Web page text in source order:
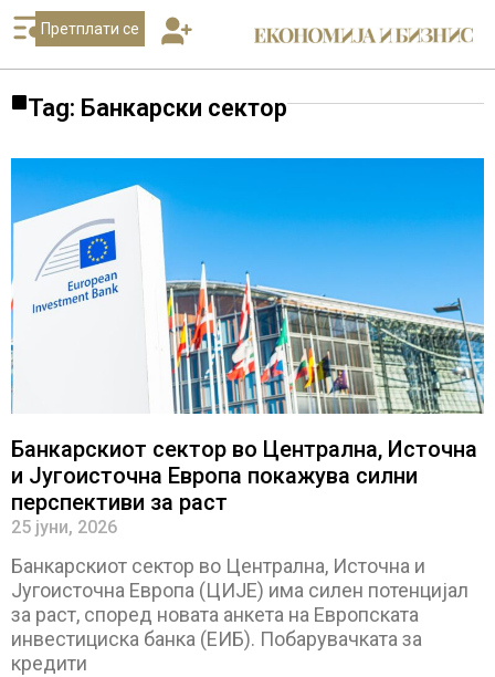
Претплати се
Tag: Банкарски сектор
Банкарскиот сектор во Централна, Источна
и Југоисточна Европа покажува силни
перспективи за раст
25 јуни, 2026
Банкарскиот сектор во Централна, Источна и
Југоисточна Европа (ЦИЈЕ) има силен потенцијал
за раст, според новата анкета на Европската
инвестициска банка (ЕИБ). Побарувачката за
кредити